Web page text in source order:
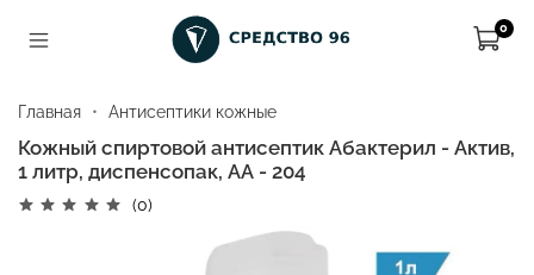
0
Главная Антисептики кожные
Кожный спиртовой антисептик Абактерил - Актив,
1 литр, диспенсопак, АА - 204
(0)